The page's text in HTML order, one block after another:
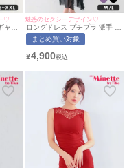
♡
ル
ラウ
花柄
ズ
魅惑のセクシーデザイン♡
ロングドレス プチプラ 派手 タ
イト キャミソール シアー シー
スルー 谷間 背中魅せ ブローチ
用/M~L対応) |myMinette/マイ
まとめ買い対象
¥4,900